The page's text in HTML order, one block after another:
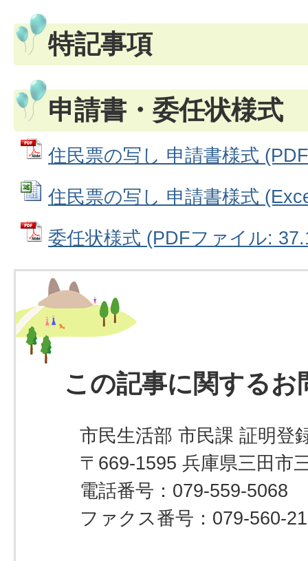
特記事項
申請書・委任状様式
住民票の写し 申請書様式
住民票の写し 申請書様式
委任状様式 (PDFファイル:
この記事に関するお
市民生活部 市民課 証明登
〒669-1595 兵庫県三田市
電話番号：079-559-5068
ファクス番号：079-560-